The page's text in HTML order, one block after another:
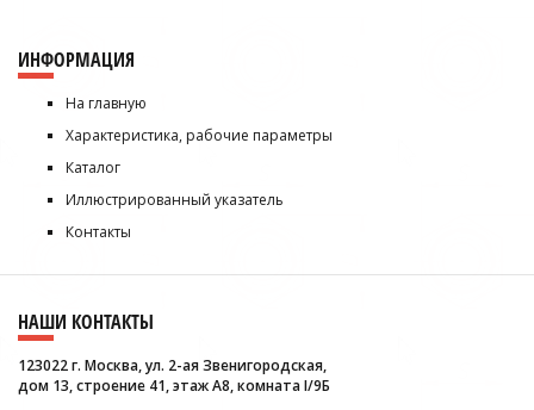
ИНФОРМАЦИЯ
На главную
Характеристика, рабочие параметры
Каталог
Иллюстрированный указатель
Контакты
НАШИ КОНТАКТЫ
123022 г. Москва, ул. 2-ая Звенигородская,
дом 13, строение 41, этаж А8, комната I/9Б